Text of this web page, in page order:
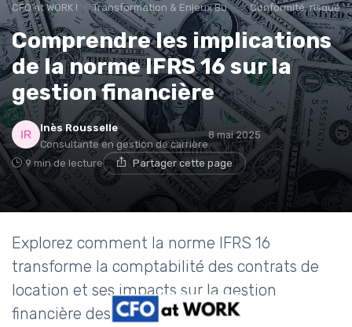
CFO at WORK ! Transformation & Enjeux Business Conformité, risques
Comprendre les implications
de la norme IFRS 16 sur la
gestion financière
Inès Rousselle
Consultante en gestion de carrière
8 mai 2025
9 min de lecture Partager cette page
Explorez comment la norme IFRS 16
transforme la comptabilité des contrats de
location et ses impacts sur la gestion
financière des entreprises.